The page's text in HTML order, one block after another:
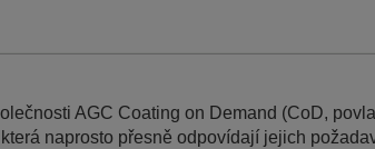
AGC Coating on Demand (CoD,
naprosto přesně odpovídají jejich